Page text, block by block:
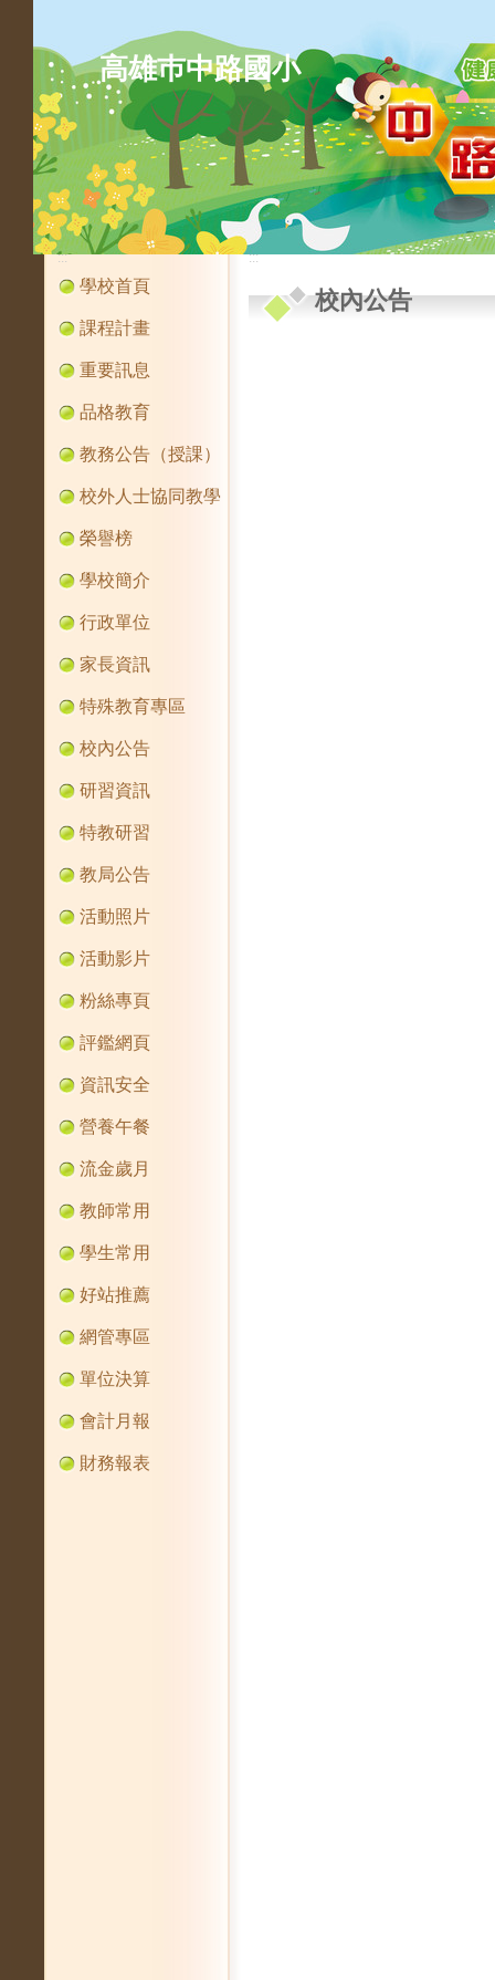
高雄巿中路國小
:::
學校首頁
課程計畫
重要訊息
品格教育
教務公告（授課）
校外人士協同教學
榮譽榜
學校簡介
行政單位
家長資訊
特殊教育專區
校內公告
研習資訊
特教研習
教局公告
活動照片
活動影片
粉絲專頁
評鑑網頁
資訊安全
營養午餐
流金歲月
教師常用
學生常用
好站推薦
網管專區
單位決算
會計月報
財務報表
:::
校內公告